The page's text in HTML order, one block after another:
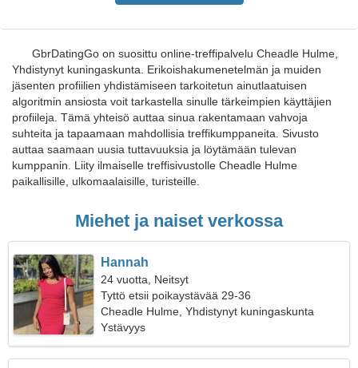
GbrDatingGo on suosittu online-treffipalvelu Cheadle Hulme,
Yhdistynyt kuningaskunta. Erikoishakumenetelmän ja muiden
jäsenten profiilien yhdistämiseen tarkoitetun ainutlaatuisen
algoritmin ansiosta voit tarkastella sinulle tärkeimpien käyttäjien
profiileja. Tämä yhteisö auttaa sinua rakentamaan vahvoja
suhteita ja tapaamaan mahdollisia treffikumppaneita. Sivusto
auttaa saamaan uusia tuttavuuksia ja löytämään tulevan
kumppanin. Liity ilmaiselle treffisivustolle Cheadle Hulme
paikallisille, ulkomaalaisille, turisteille.
Miehet ja naiset verkossa
Hannah
24 vuotta, Neitsyt
Tyttö etsii poikaystävää 29-36
Cheadle Hulme, Yhdistynyt kuningaskunta
Ystävyys